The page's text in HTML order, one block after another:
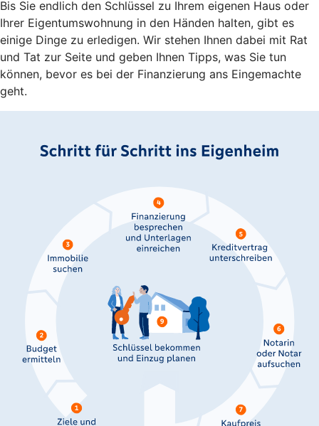
Bis Sie endlich den Schlüssel zu Ihrem eigenen Haus oder
Ihrer Eigentumswohnung in den Händen halten, gibt es
einige Dinge zu erledigen. Wir stehen Ihnen dabei mit Rat
und Tat zur Seite und geben Ihnen Tipps, was Sie tun
können, bevor es bei der Finanzierung ans Eingemachte
geht.